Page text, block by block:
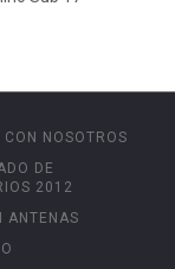
NOSOTROS
DE
2012
ANTENAS